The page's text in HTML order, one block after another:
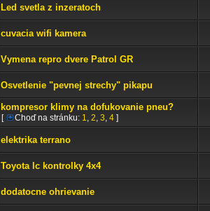
Led svetla z inzeratoch
cuvacia wifi kamera
Vymena repro dvere Patrol GR
Osvetlenie "pevnej strechy" pikapu
kompresor klimy na dofukovanie pneu?
[ Choď na stránku: 1, 2, 3, 4 ]
elektrika terrano
Toyota lc kontrolky 4x4
dodatocne ohrievanie